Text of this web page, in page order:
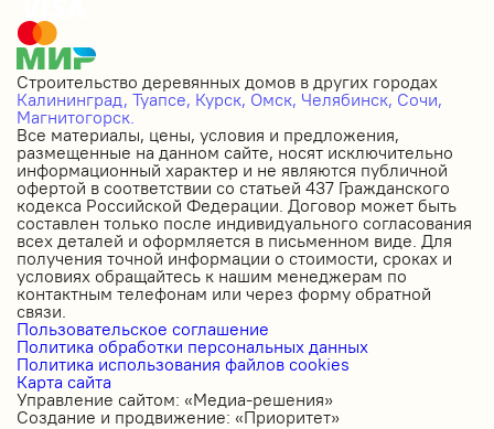
Строительство деревянных домов в других городах
Калининград, Туапсе, Курск, Омск, Челябинск, Сочи,
Магнитогорск.
Все материалы, цены, условия и предложения,
размещенные на данном сайте, носят исключительно
информационный характер и не являются публичной
офертой в соответствии со статьей 437 Гражданского
кодекса Российской Федерации. Договор может быть
составлен только после индивидуального согласования
всех деталей и оформляется в письменном виде. Для
получения точной информации о стоимости, сроках и
условиях обращайтесь к нашим менеджерам по
контактным телефонам или через форму обратной
связи.
Пользовательское соглашение
Политика обработки персональных данных
Политика использования файлов cookies
Карта сайта
Управление сайтом: «Медиа-решения»
Создание и продвижение: «Приоритет»